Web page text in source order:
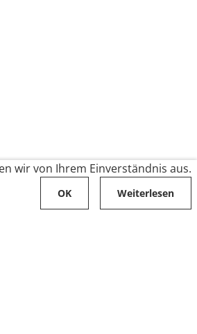
wir von Ihrem Einverständnis aus.
OK Weiterlesen